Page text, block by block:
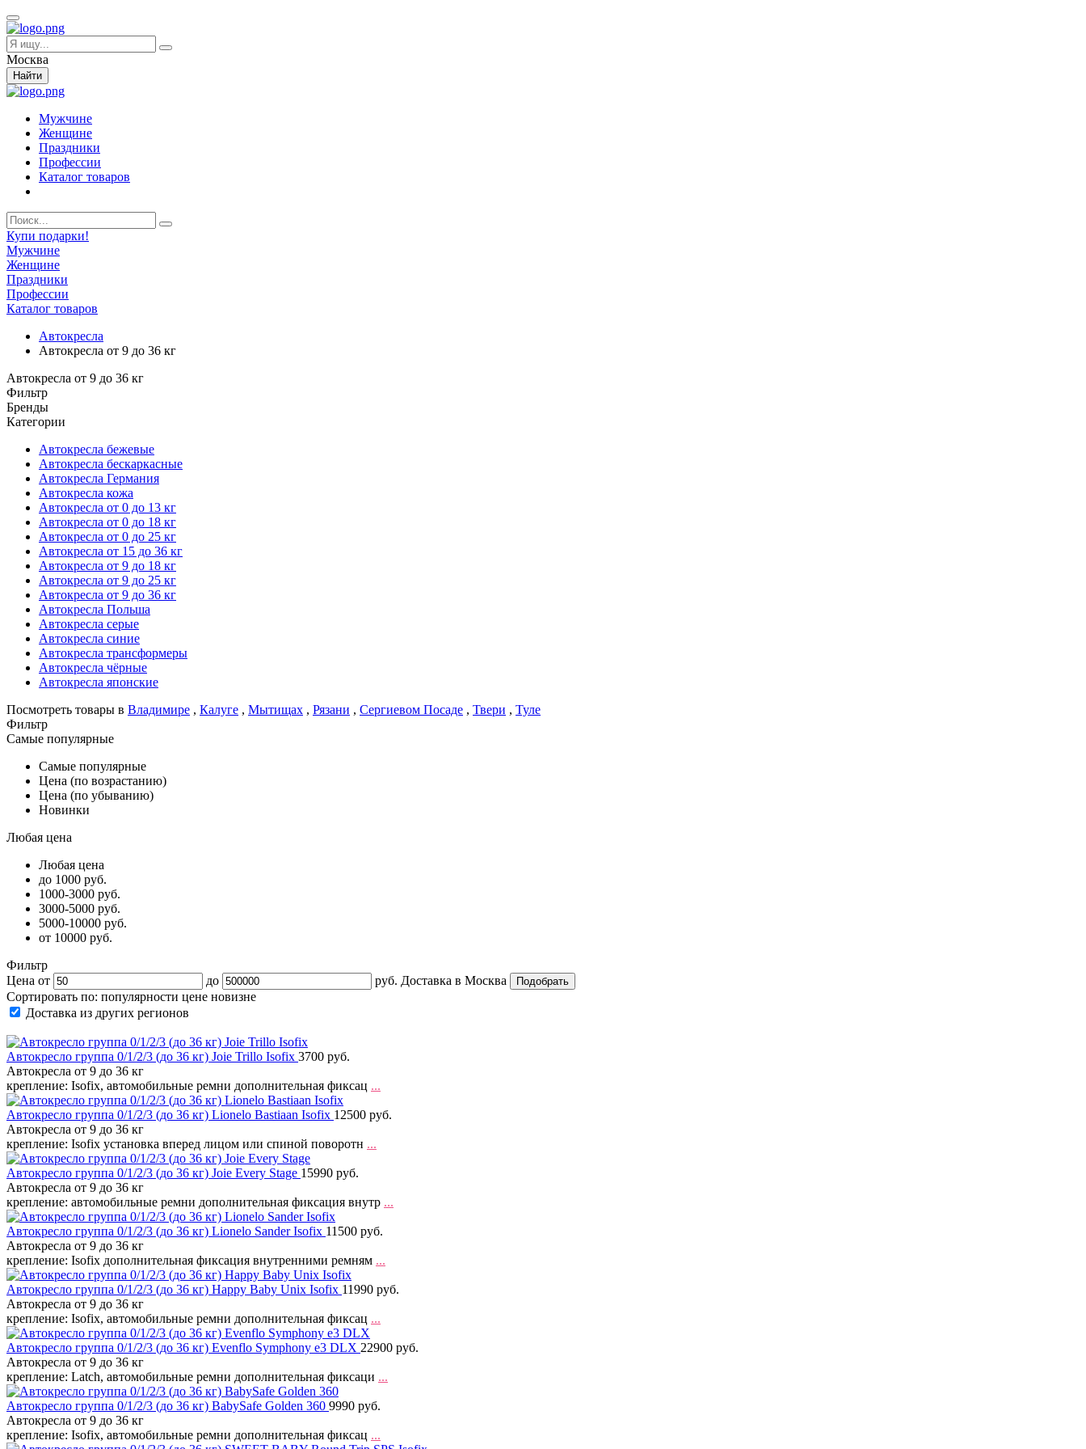
Москва
Найти
Мужчине
Женщине
Праздники
Профессии
Каталог товаров
Купи подарки!
Мужчине
Женщине
Праздники
Профессии
Каталог товаров
Автокресла
Автокресла от 9 до 36 кг
Автокресла от 9 до 36 кг
Фильтр
Бренды
Категории
Автокресла бежевые
Автокресла бескаркасные
Автокресла Германия
Автокресла кожа
Автокресла от 0 до 13 кг
Автокресла от 0 до 18 кг
Автокресла от 0 до 25 кг
Автокресла от 15 до 36 кг
Автокресла от 9 до 18 кг
Автокресла от 9 до 25 кг
Автокресла от 9 до 36 кг
Автокресла Польша
Автокресла серые
Автокресла синие
Автокресла трансформеры
Автокресла чёрные
Автокресла японские
Посмотреть товары в Владимире , Калуге , Мытищах , Рязани , Сергиевом Посаде , Твери , Туле
Фильтр
Самые популярные
Самые популярные
Цена (по возрастанию)
Цена (по убыванию)
Новинки
Любая цена
Любая цена
до 1000 руб.
1000-3000 руб.
3000-5000 руб.
5000-10000 руб.
от 10000 руб.
Фильтр
Цена от
до руб. Доставка в Москва
Сортировать по: популярности цене новизне
Доставка из других регионов
Автокресло группа 0/1/2/3 (до 36 кг) Joie Trillo Isofix 3700 руб.
Автокресла от 9 до 36 кг
крепление: Isofix, автомобильные ремни дополнительная фиксац ...
Автокресло группа 0/1/2/3 (до 36 кг) Lionelo Bastiaan Isofix 12500 руб.
Автокресла от 9 до 36 кг
крепление: Isofix установка вперед лицом или спиной поворотн ...
Автокресло группа 0/1/2/3 (до 36 кг) Joie Every Stage 15990 руб.
Автокресла от 9 до 36 кг
крепление: автомобильные ремни дополнительная фиксация внутр ...
Автокресло группа 0/1/2/3 (до 36 кг) Lionelo Sander Isofix 11500 руб.
Автокресла от 9 до 36 кг
крепление: Isofix дополнительная фиксация внутренними ремням ...
Автокресло группа 0/1/2/3 (до 36 кг) Happy Baby Unix Isofix 11990 руб.
Автокресла от 9 до 36 кг
крепление: Isofix, автомобильные ремни дополнительная фиксац ...
Автокресло группа 0/1/2/3 (до 36 кг) Evenflo Symphony e3 DLX 22900 руб.
Автокресла от 9 до 36 кг
крепление: Latch, автомобильные ремни дополнительная фиксаци ...
Автокресло группа 0/1/2/3 (до 36 кг) BabySafe Golden 360 9990 руб.
Автокресла от 9 до 36 кг
крепление: Isofix, автомобильные ремни дополнительная фиксац ...